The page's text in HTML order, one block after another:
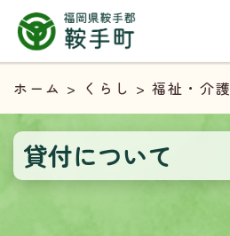
ホーム > くらし > 福祉・介護
貸付について